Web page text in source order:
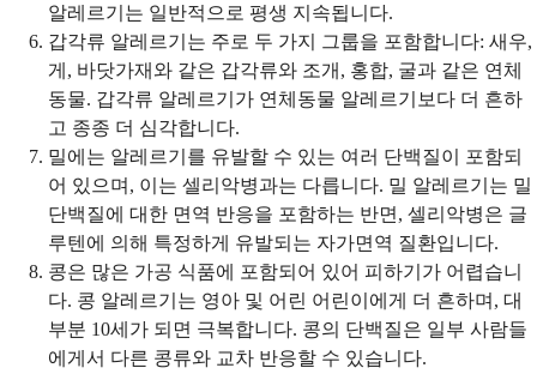
알레르기는 일반적으로 평생 지속됩니다.
갑각류 알레르기는 주로 두 가지 그룹을 포함합니다: 새우,
게, 바닷가재와 같은 갑각류와 조개, 홍합, 굴과 같은 연체
동물. 갑각류 알레르기가 연체동물 알레르기보다 더 흔하
고 종종 더 심각합니다.
밀에는 알레르기를 유발할 수 있는 여러 단백질이 포함되
어 있으며, 이는 셀리악병과는 다릅니다. 밀 알레르기는 밀
단백질에 대한 면역 반응을 포함하는 반면, 셀리악병은 글
루텐에 의해 특정하게 유발되는 자가면역 질환입니다.
콩은 많은 가공 식품에 포함되어 있어 피하기가 어렵습니
다. 콩 알레르기는 영아 및 어린 어린이에게 더 흔하며, 대
부분 10세가 되면 극복합니다. 콩의 단백질은 일부 사람들
에게서 다른 콩류와 교차 반응할 수 있습니다.